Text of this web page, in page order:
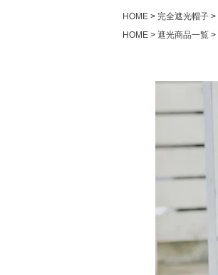
HOME 完全遮光帽子
HOME
遮光商品一覧